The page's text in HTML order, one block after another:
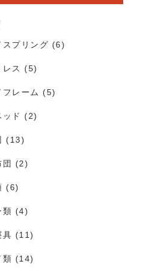
スプリング (6)
ス (5)
フレーム (5)
ド (2)
(13)
(2)
(6)
類 (4)
具 (11)
類 (14)